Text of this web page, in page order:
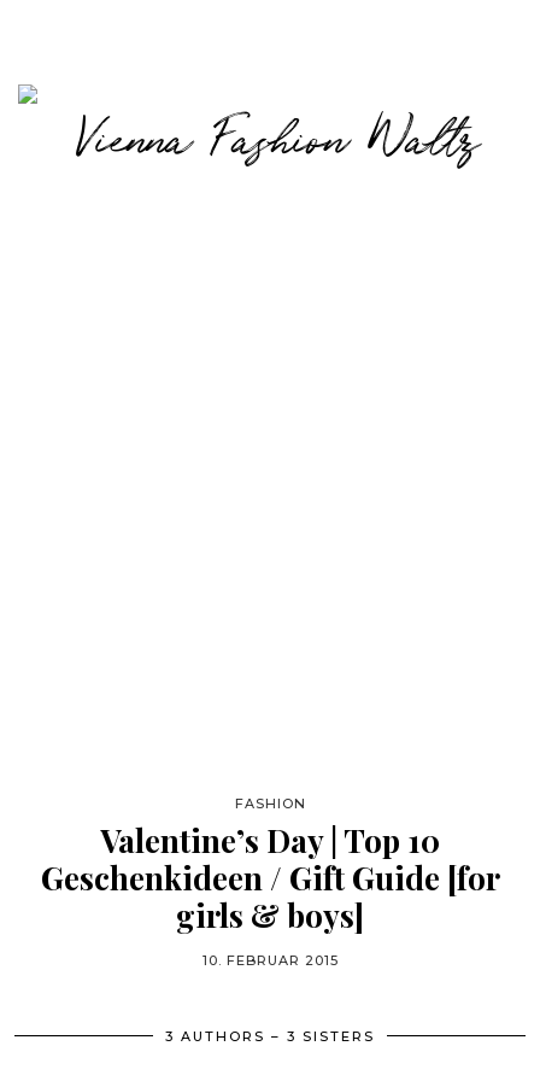
FASHION
Valentine’s Day | Top 10
Geschenkideen / Gift Guide [for
girls & boys]
10. FEBRUAR 2015
3 AUTHORS – 3 SISTERS